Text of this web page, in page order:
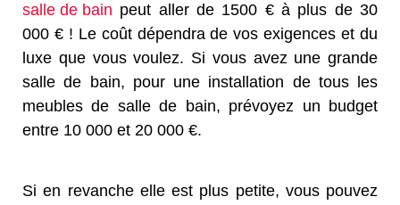
salle de bain peut aller de 1500 € à plus de 30
000 € ! Le coût dépendra de vos exigences et du
luxe que vous voulez. Si vous avez une grande
salle de bain, pour une installation de tous les
meubles de salle de bain, prévoyez un budget
entre 10 000 et 20 000 €.
Si en revanche elle est plus petite, vous pouvez